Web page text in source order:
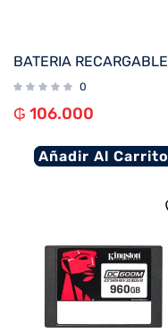
0
₲ 106.000
Añadir Al Carrito